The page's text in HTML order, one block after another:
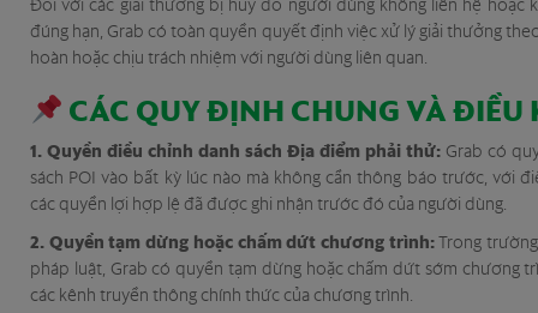
đúng hạn, Grab có toàn quyền quyết định việc xử lý giải thưởng
hoàn hoặc chịu trách nhiệm với người dùng liên quan.
CÁC QUY ĐỊNH CHUNG VÀ ĐIỀU
1. Quyền điều chỉnh danh sách Địa điểm phải thử:Grab có
sách POI vào bất kỳ lúc nào mà không cần thông báo trước, với
các quyền lợi hợp lệ đã được ghi nhận trước đó của người dùng.
2. Quyền tạm dừng hoặc chấm dứt chương trình:Trong
pháp luật, Grab có quyền tạm dừng hoặc chấm dứt sớm chương
các kênh truyền thông chính thức của chương trình.